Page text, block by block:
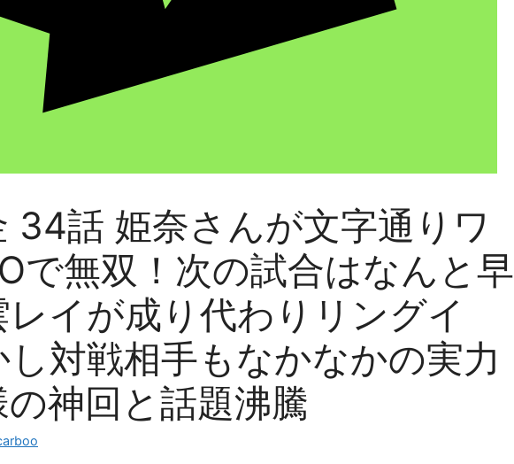
34話 姫奈さんが文字通りワ
で無双！次の試合はなんと早
レイが成り代わりリングイ
し対戦相手もなかなかの実力
神回と話題沸騰